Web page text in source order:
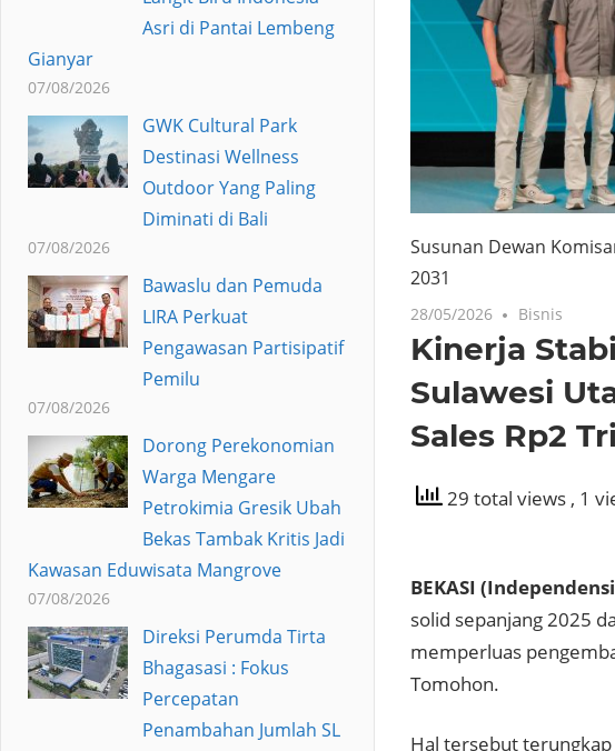
Susunan Dewan
2031
28/05/2026 Bisnis
Kinerja
Sulawesi
Sales Rp2
29 total views , 1
BEKASI
solid sepanjang 2025
memperluas
Tomohon.
Hal tersebut terungkap
Asri di Pantai Lembeng
Gianyar
07/08/2026
GWK Cultural Park
Destinasi Wellness
Outdoor Yang Paling
Diminati di Bali
07/08/2026
Bawaslu dan Pemuda
LIRA Perkuat
Pengawasan Partisipatif
Pemilu
07/08/2026
Dorong Perekonomian
Warga Mengare
Petrokimia Gresik Ubah
Bekas Tambak Kritis Jadi
Kawasan Eduwisata Mangrove
07/08/2026
Direksi Perumda Tirta
Bhagasasi : Fokus
Percepatan
Penambahan Jumlah SL